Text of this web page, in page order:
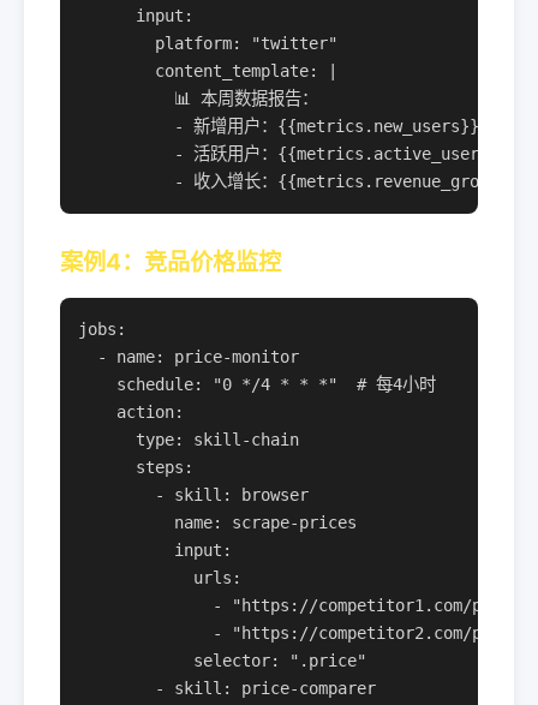
      input:
        platform: "twitter"
        content_template: |
          📊 本周数据报告：
          - 新增用户：{{metrics.new_users}}
          - 活跃用户：{{metrics.active_users}}
          - 收入增长：{{metrics.revenue_growth}}%
案例4：竞品价格监控
jobs:
  - name: price-monitor
    schedule: "0 */4 * * *"  # 每4小时
    action:
      type: skill-chain
      steps:
        - skill: browser
          name: scrape-prices
          input:
            urls:
- "https://competitor1.com/
- "https://competitor2.com/
            selector: ".price"
        - skill: price-comparer